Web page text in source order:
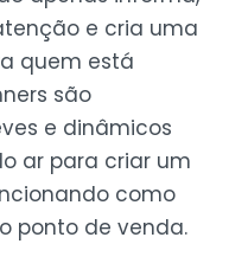
e cria uma
quem está
são
e dinâmicos
ar para criar um
como
ponto de venda.